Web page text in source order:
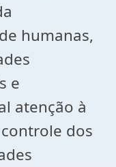
humanas,
e
atenção à
dos